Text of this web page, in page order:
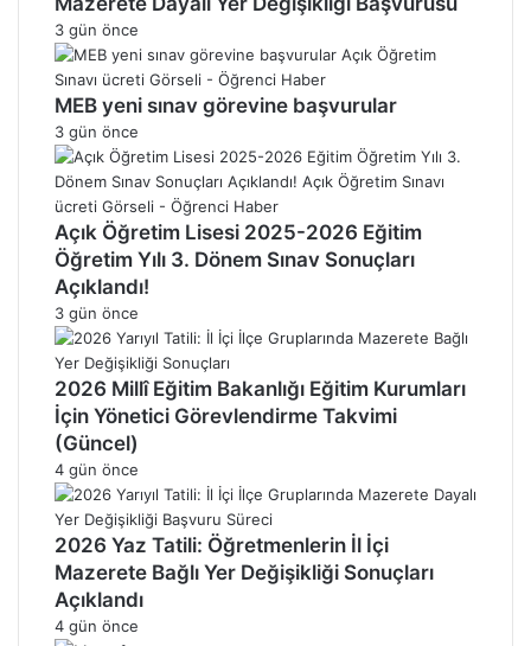
3 gün önce
MEB yeni sınav görevine başvurular
3 gün önce
Açık Öğretim Lisesi 2025-2026 Eğitim
Öğretim Yılı 3. Dönem Sınav Sonuçları
Açıklandı!
3 gün önce
2026 Millî Eğitim Bakanlığı Eğitim Kurumları
İçin Yönetici Görevlendirme Takvimi
(Güncel)
4 gün önce
2026 Yaz Tatili: Öğretmenlerin İl İçi
Mazerete Bağlı Yer Değişikliği Sonuçları
Açıklandı
4 gün önce